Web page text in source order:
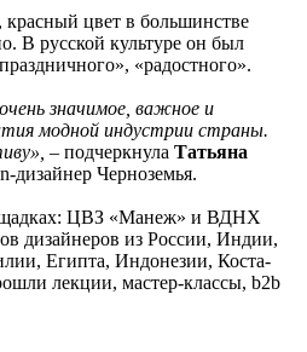
красный цвет в большинстве
В русской культуре он был
«радостного».
значимое, важное и
модной индустрии страны.
– подчеркнула Татьяна
дизайнер Черноземья.
ЦВЗ «Манеж» и ВДНХ
дизайнеров из России, Индии,
Египта, Индонезии, Коста-
лекции, мастер-классы, b2b